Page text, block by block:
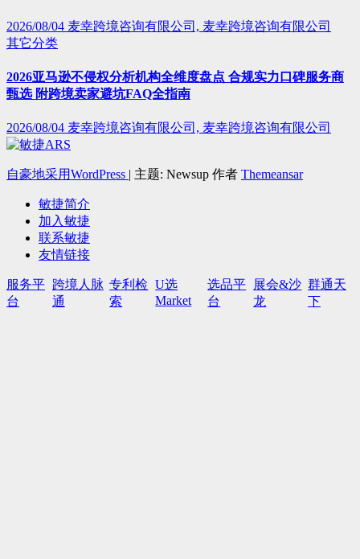
2026/08/04 麦幸跨境咨询有限公司, 麦幸跨境咨询有限公司
其它分类
2026亚马逊不侵权分析机构全维度盘点 合规实力口碑服务商
甄选 附跨境卖家避坑FAQ全指南
2026/08/04 麦幸跨境咨询有限公司, 麦幸跨境咨询有限公司
自豪地采用WordPress | 主题: Newsup 作者 Themeansar
敏捷简介
加入敏捷
联系敏捷
友情链接
服务平
台
跨境人脉
通
专利检
索
U选
Market
选品平
台
展会&沙
龙
群通天
下